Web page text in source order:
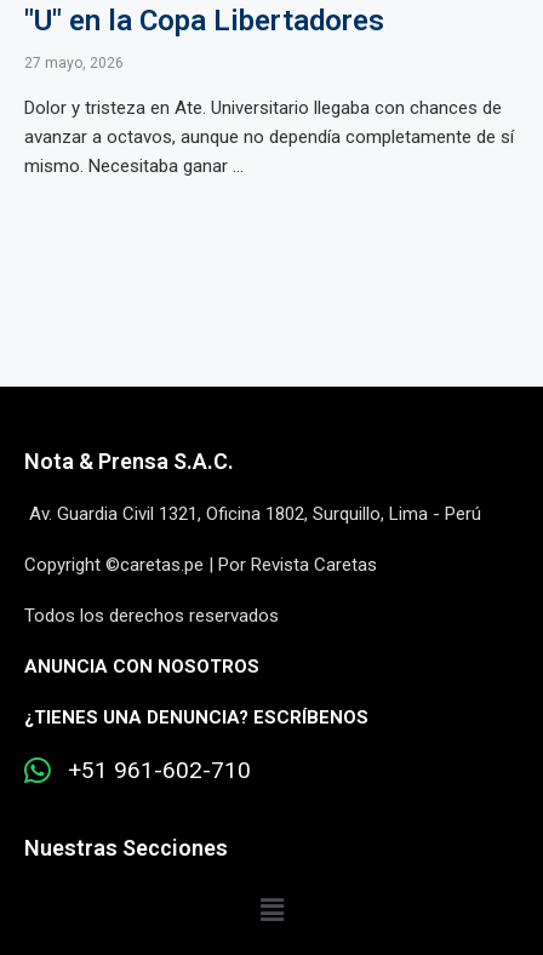
"U" en la Copa Libertadores
27 mayo, 2026
Dolor y tristeza en Ate. Universitario llegaba con chances de
avanzar a octavos, aunque no dependía completamente de sí
mismo. Necesitaba ganar ...
Nota & Prensa S.A.C.
Av. Guardia Civil 1321, Oficina 1802, Surquillo, Lima - Perú
Copyright ©caretas.pe | Por Revista Caretas
Todos los derechos reservados
ANUNCIA CON NOSOTROS
¿TIENES UNA DENUNCIA? ESCRÍBENOS
+51 961-602-710
Nuestras Secciones